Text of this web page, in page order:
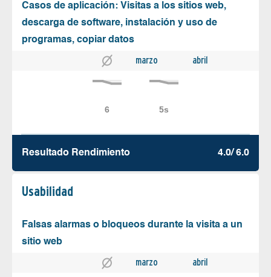
Casos de aplicación: Visitas a los sitios web,
descarga de software, instalación y uso de
programas, copiar datos
marzo abril
Resultado Rendimiento 4.0/ 6.0
Usabilidad
Falsas alarmas o bloqueos durante la visita a un
sitio web
marzo abril